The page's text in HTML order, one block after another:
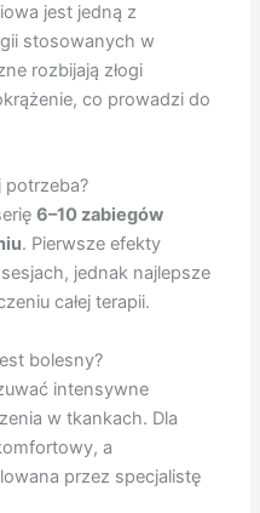
jest jedną z
stosowanych w
rozbijają złogi
co prowadzi do
potrzeba?
6–10 zabiegów
. Pierwsze efekty
jednak najlepsze
całej terapii.
bolesny?
intensywne
w tkankach. Dla
a
przez specjalistę